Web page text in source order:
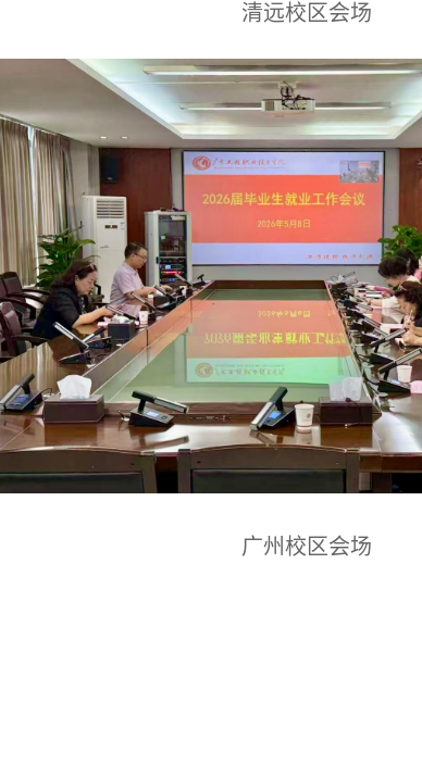
清远校区会场
广州校区会场